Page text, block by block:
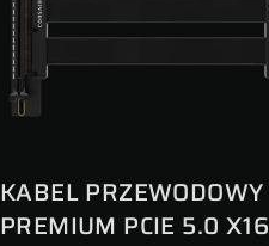
KABEL PRZEWODOWY
PREMIUM PCIE 5.0 X16